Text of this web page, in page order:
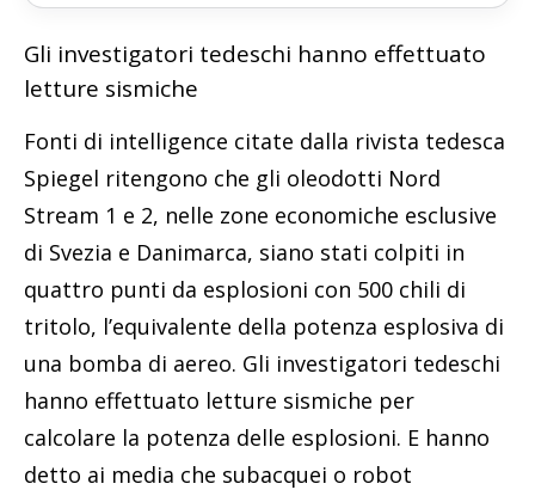
Gli investigatori tedeschi hanno effettuato
letture sismiche
Fonti di intelligence citate dalla rivista tedesca
Spiegel ritengono che gli oleodotti Nord
Stream 1 e 2, nelle zone economiche esclusive
di Svezia e Danimarca, siano stati colpiti in
quattro punti da esplosioni con 500 chili di
tritolo, l’equivalente della potenza esplosiva di
una bomba di aereo. Gli investigatori tedeschi
hanno effettuato letture sismiche per
calcolare la potenza delle esplosioni. E hanno
detto ai media che subacquei o robot